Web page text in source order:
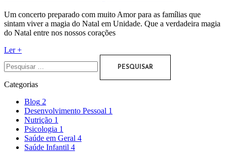
Um concerto preparado com muito Amor para as famílias que
sintam viver a magia do Natal em Unidade. Que a verdadeira magia
do Natal entre nos nossos corações
Ler +
Categorias
Blog 2
Desenvolvimento Pessoal 1
Nutrição 1
Psicologia 1
Saúde em Geral 4
Saúde Infantil 4